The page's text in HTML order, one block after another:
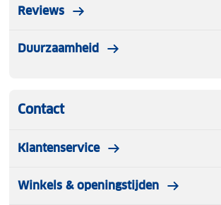
praktische maaltijdbereiding onderweg.
Reviews
Duurzaamheid
Contact
Klantenservice
Winkels & openingstijden